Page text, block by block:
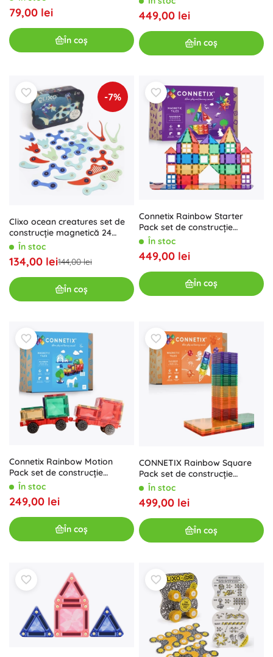
79,00 lei
În coș
449,00 lei
În coș
-7%
Clixo ocean creatures set de
construcție magnetică 24
piese, fosforescent în întuneric
În stoc
134,00 lei144,00 lei
În coș
Connetix Rainbow Starter
Pack set de construcție
magnetică 60 piese
În stoc
449,00 lei
În coș
Connetix Rainbow Motion
Pack set de construcție
magnetică 24 piese
În stoc
249,00 lei
În coș
CONNETIX Rainbow Square
Pack set de construcție
magnetică 42 piese
În stoc
499,00 lei
În coș